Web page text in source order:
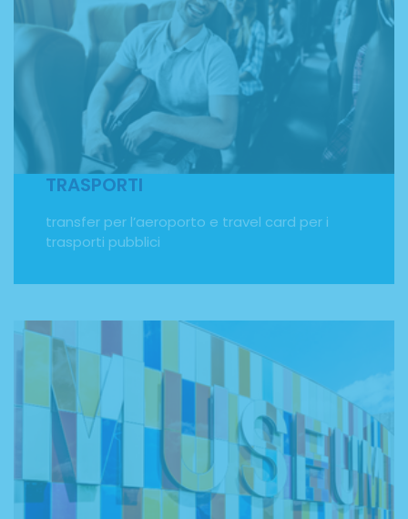
TRASPORTI
transfer per l’aeroporto e travel card per i
trasporti pubblici
TRASPORTI
transfer per l’aeroporto e travel card per i trasporti
pubblici durante il soggiorno. Ti aiutiamo a raggiungere
la meta del tuo viaggio studio accompagnandoti
dall'Italia fino a destinazione! Saremo noi a fornirti i
biglietti aerei sia per l'andata sia per il ritorno. Inoltre,
riceverai una carta trasporti per utilizzare i mezzi pubblici
della città in cui soggiornerai.
ATTIVITÀ SOCIO-CULTURALI
Il Programma Erasmus Plus ha come obiettivo anche
quello di favorire l'interscambio culturale tra i paesi
membri della Comunità Europea. Durante il tuo
soggiorno all'estero imparerai una nuova lingua,